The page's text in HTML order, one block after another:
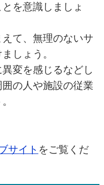
を意識しましょ
て、無理のないサ
しょう。
変を感じるなどし
の人や施設の従業
サイト をご覧くだ